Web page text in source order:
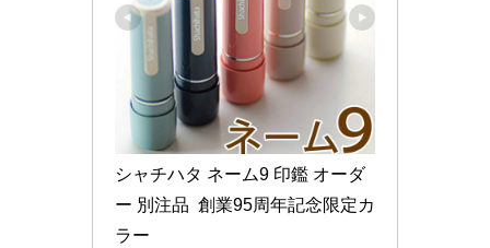
シャチハタ ネーム9 印鑑 オーダ
ー 別注品  創業95周年記念限定カ